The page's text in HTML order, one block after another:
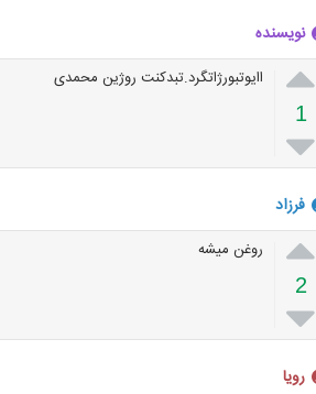
نویسنده

1

اایوتبورژاتگرد.تبدکنت روژین محمدی
فرزاد

2

روغن میشه
رویا